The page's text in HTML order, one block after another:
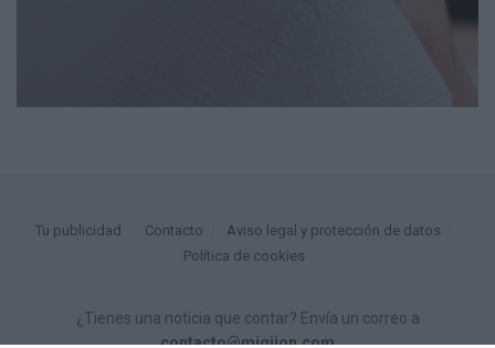
Tu publicidad Contacto
Aviso legal y protección de datos
Política de cookies
¿Tienes una noticia que contar? Envía un correo a
contacto@migijon.com